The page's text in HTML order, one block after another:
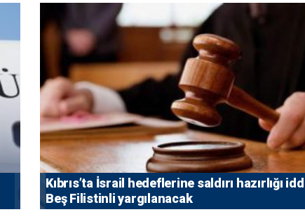
Kıbrıs’ta İsrail hedeflerine saldırı hazırlığı
Beş Filistinli yargılanacak